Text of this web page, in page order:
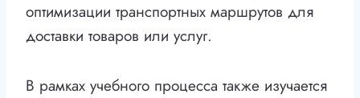
оптимизации транспортных маршрутов для
доставки товаров или услуг.
В рамках учебного процесса также изучается